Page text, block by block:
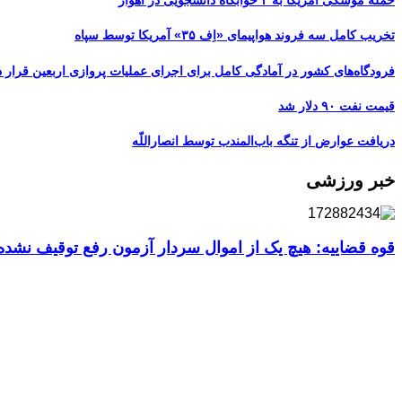
تخریب کامل سه فروند هواپیمای «اِف ۳۵» آمریکا توسط سپاه
فرودگاه‌های کشور در آمادگی کامل برای اجرای عملیات پروازی اربعین قرار
قیمت نفت ۹۰ دلار شد
دریافت عوارض از تنگه باب‌المندب توسط انصاراللّه
خبر ورزشی
قوه قضاییه: هیچ یک از اموال سردار آزمون رفع توقیف